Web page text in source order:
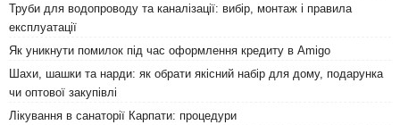
Труби для водопроводу та каналізації: вибір, монтаж і правила
експлуатації
Як уникнути помилок під час оформлення кредиту в Amigo
Шахи, шашки та нарди: як обрати якісний набір для дому, подарунка
чи оптової закупівлі
Лікування в санаторії Карпати: процедури